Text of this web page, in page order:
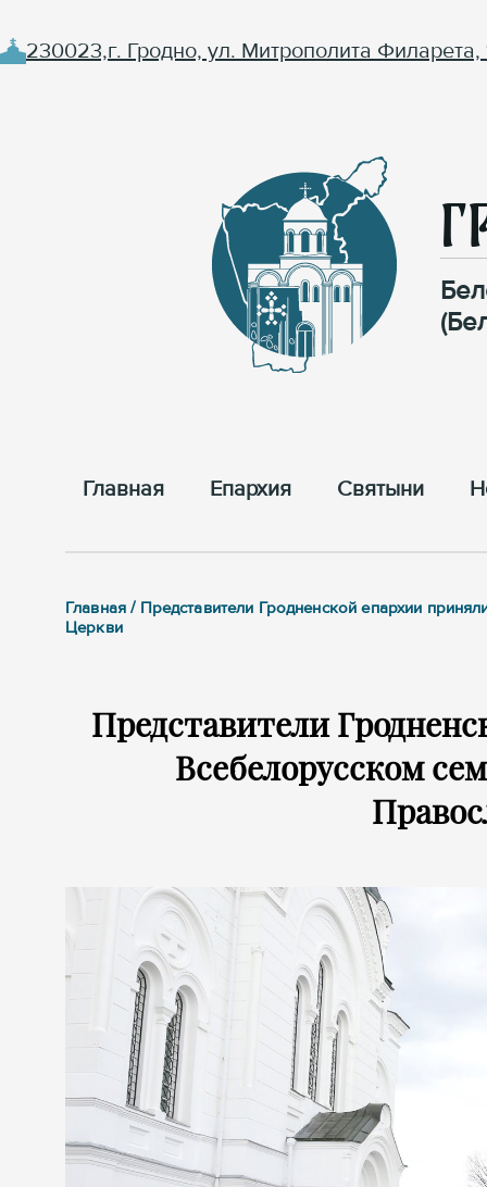
230023,г. Гродно, ул. Митрополита Филарета,
Главная Епархия Cвятыни
Главная / Представители Гродненской епархии
Церкви
Представители
Всебелорусском